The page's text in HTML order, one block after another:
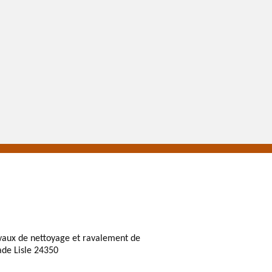
de nettoyage et ravalement de
Lisle 24350